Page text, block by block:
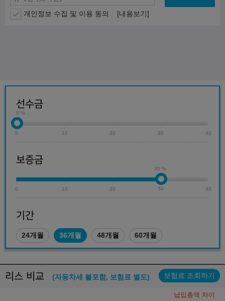
개인정보 수집 및 이용 동의 [내용보기]
선수금
0 %
0 10 20 30 40
보증금
30 %
0 10 20 30 40
기간
24개월 36개월 48개월 60개월
리스 비교 (자동차세 불포함, 보험료 별도) 보험료 조회하기
납입총액 차이